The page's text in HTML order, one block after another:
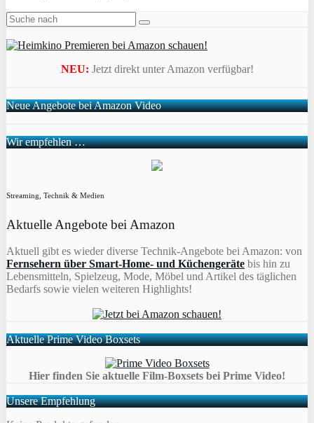
NEU: Jetzt direkt unter Amazon verfügbar!
Neue Angebote bei Amazon Video
Wir empfehlen …
Streaming, Technik & Medien
Aktuelle Angebote bei Amazon
Aktuell gibt es wieder diverse Technik-Angebote bei Amazon: von
Fernsehern über Smart-Home- und Küchengeräte bis hin zu
Lebensmitteln, Spielzeug, Mode, Möbel und Artikel des täglichen
Bedarfs sowie vielen weiteren Highlights!
Aktuelle Prime Video Boxsets
Hier finden Sie aktuelle Film-Boxsets bei Prime Video!
Unsere Empfehlung